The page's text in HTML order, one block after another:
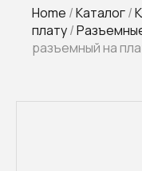
Home /Каталог/
плату/
разъемный на